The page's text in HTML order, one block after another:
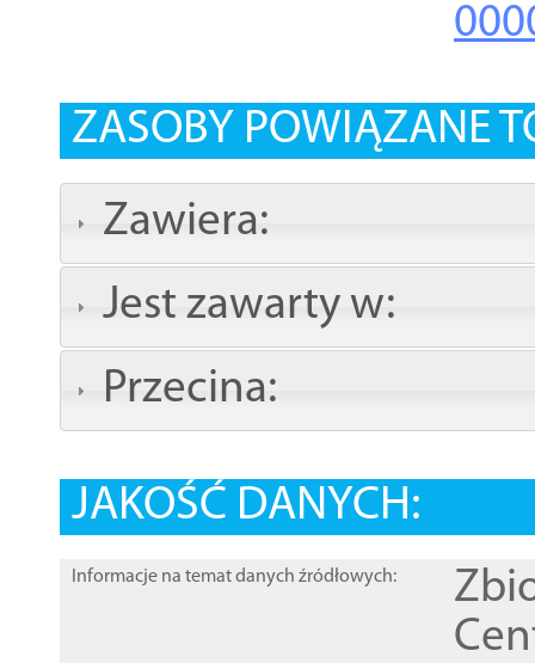
ZASOBY POWIĄZANE
Zawiera:
Jest zawarty w:
Przecina:
JAKOŚĆ DANYCH:
Informacje na temat danych źródłowych: